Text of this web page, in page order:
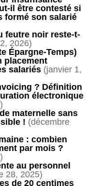
il être contesté si
formé son salarié
feutre noir reste-t-
2026)
Épargne-Temps)
placement
salariés (janvier 1,
? Définition
électronique
maternelle sans
! (décembre
: combien
par mois ?
au personnel
28, 2025)
de 20 centimes